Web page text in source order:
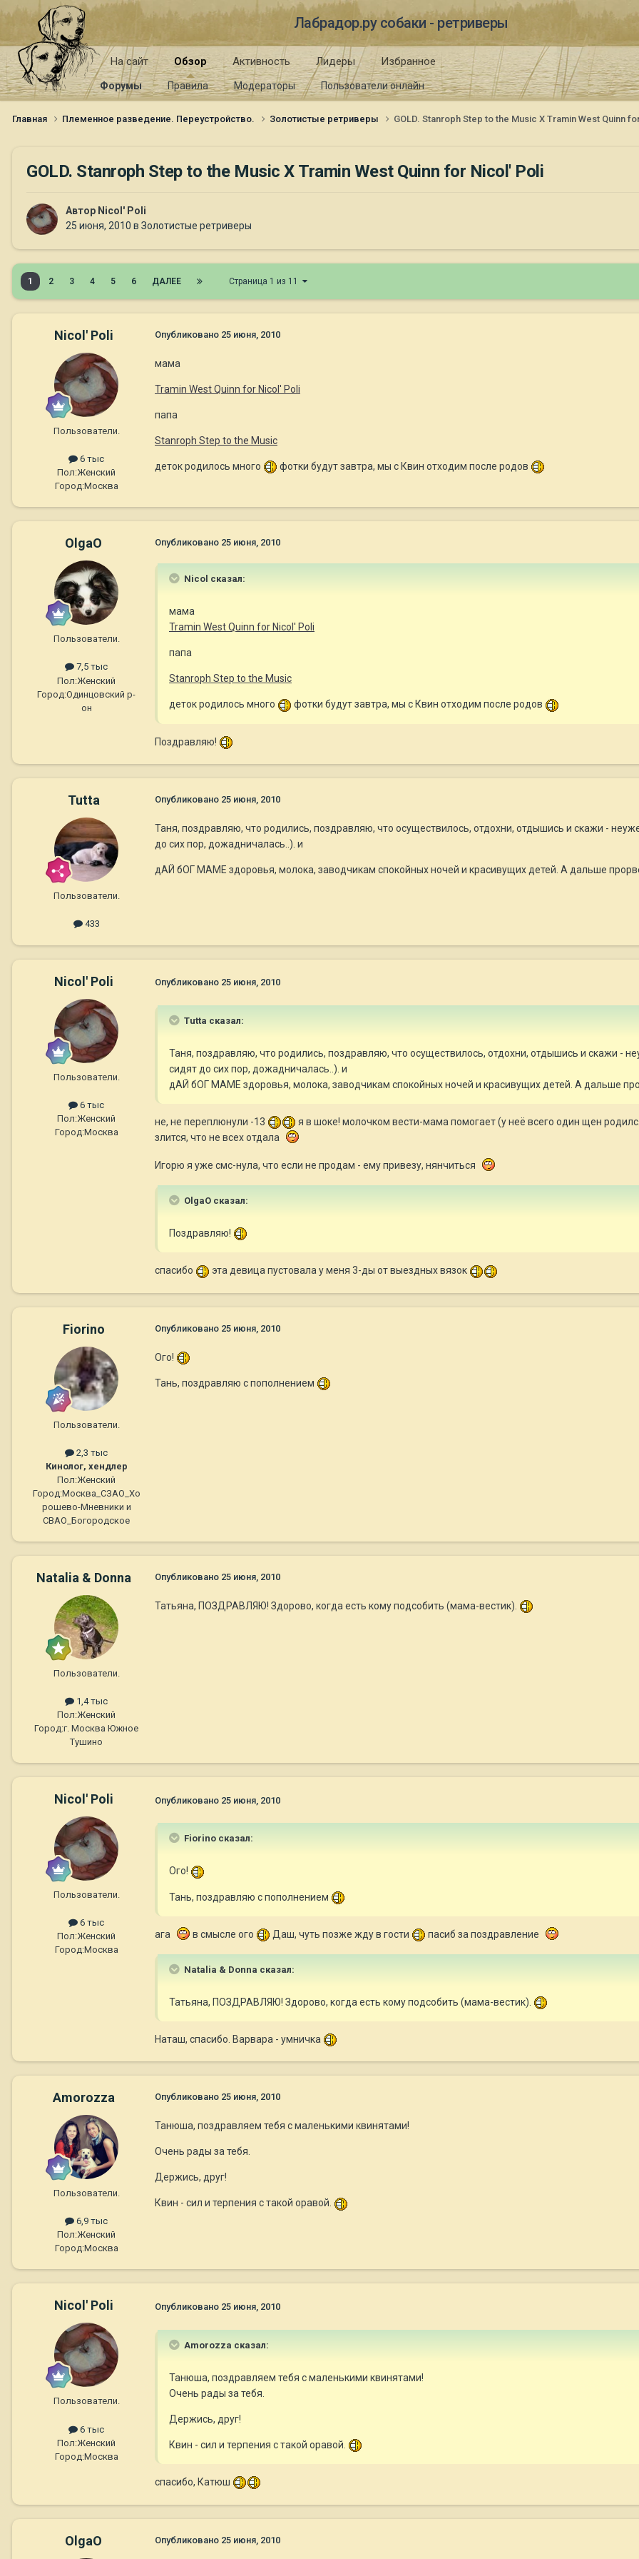
Лабрадор.ру собаки - ретриверы
На сайт Обзор
Форумы Правила Модераторы Пользователи онлайн
Активность Лидеры Избранное
Главная Племенное разведение. Переустройство. Золотистые ретриверы GOLD. Stanroph Step to the Music Х Tramin West Quinn
GOLD. Stanroph Step to the Music Х Tramin West Quinn for Nicol' Poli
Автор Nicol' Poli
25 июня, 2010 в Золотистые ретриверы
1 2 3 4 5 6 ДАЛЕЕ Страница 1 из 11
Nicol' Poli
Пользователи.
6 тыс
Пол:Женский
Город:Москва
Опубликовано 25 июня, 2010
мама
Tramin West Quinn for Nicol' Poli
папа
Stanroph Step to the Music
деток родилось много фотки будут завтра, мы с Квин отходим после родов
OlgaO
Пользователи.
7,5 тыс
Пол:Женский
Город:Одинцовcкий р-
он
Опубликовано 25 июня, 2010
Nicol сказал:
мама
Tramin West Quinn for Nicol' Poli
папа
Stanroph Step to the Music
деток родилось много фотки будут завтра, мы с Квин отходим после родов
Поздравляю!
Tutta
Пользователи.
433
Опубликовано 25 июня, 2010
Таня, поздравляю, что родились, поздравляю, что осуществилось, отдохни, отдышись и скажи -
до сих пор, дожадничалась..). и
дАЙ бОГ МАМЕ здоровья, молока, заводчикам спокойных ночей и красивущих детей. А дальше
Nicol' Poli
Пользователи.
6 тыс
Пол:Женский
Город:Москва
Опубликовано 25 июня, 2010
Tutta сказал:
Таня, поздравляю, что родились, поздравляю, что осуществилось, отдохни, отдышись и скажи -
сидят до сих пор, дожадничалась..). и
дАЙ бОГ МАМЕ здоровья, молока, заводчикам спокойных ночей и красивущих детей. А дальше
не, не переплюнули -13
я в шоке! молочком вести-мама помогает (у неё всего один щен
злится, что не всех отдала
Игорю я уже смс-нула, что если не продам - ему привезу, нянчиться
OlgaO сказал:
Поздравляю!
спасибо эта девица пустовала у меня 3-ды от выездных вязок
Fiorino
Пользователи.
2,3 тыс
Кинолог, хендлер
Пол:Женский
Город:Москва_СЗАО_Хо
рошево-Мневники и
СВАО_Богородское
Опубликовано 25 июня, 2010
Ого!
Тань, поздравляю с пополнением
Natalia & Donna
Пользователи.
1,4 тыс
Пол:Женский
Город:г. Москва Южное
Тушино
Опубликовано 25 июня, 2010
Татьяна, ПОЗДРАВЛЯЮ! Здорово, когда есть кому подсобить (мама-вестик).
Nicol' Poli
Пользователи.
6 тыс
Пол:Женский
Город:Москва
Опубликовано 25 июня, 2010
Fiorino сказал:
Ого!
Тань, поздравляю с пополнением
ага в смысле ого Даш, чуть позже жду в гости пасиб за поздравление
Natalia & Donna сказал:
Татьяна, ПОЗДРАВЛЯЮ! Здорово, когда есть кому подсобить (мама-вестик).
Наташ, спасибо. Варвара - умничка
Amorozza
Пользователи.
6,9 тыс
Пол:Женский
Город:Москва
Опубликовано 25 июня, 2010
Танюша, поздравляем тебя с маленькими квинятами!
Очень рады за тебя.
Держись, друг!
Квин - сил и терпения с такой оравой.
Nicol' Poli
Пользователи.
6 тыс
Пол:Женский
Город:Москва
Опубликовано 25 июня, 2010
Amorozza сказал:
Танюша, поздравляем тебя с маленькими квинятами!
Очень рады за тебя.
Держись, друг!
Квин - сил и терпения с такой оравой.
спасибо, Катюш
OlgaO Опубликовано 25 июня, 2010